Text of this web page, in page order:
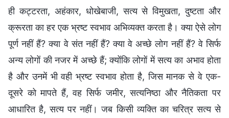
ही कट्टरता, अहंकार, धोखेबाजी, सत्य से विमुखता, दुष्टता और
क्रूरता का हर एक भ्रष्ट स्वभाव अभिव्यक्त करता है। क्या ऐसे लोग
पूर्ण नहीं हैं? क्या वे संत नहीं हैं? क्या वे अच्छे लोग नहीं हैं? वे सिर्फ
अन्य लोगों की नजर में अच्छे हैं; क्योंकि लोगों में सत्य का अभाव होता
है और उनमें भी वही भ्रष्ट स्वभाव होता है, जिस मानक से वे एक-
दूसरे को मापते हैं, वह सिर्फ जमीर, सत्यनिष्ठा और नैतिकता पर
आधारित है, सत्य पर नहीं। जब किसी व्यक्ति का चरित्र सत्य से